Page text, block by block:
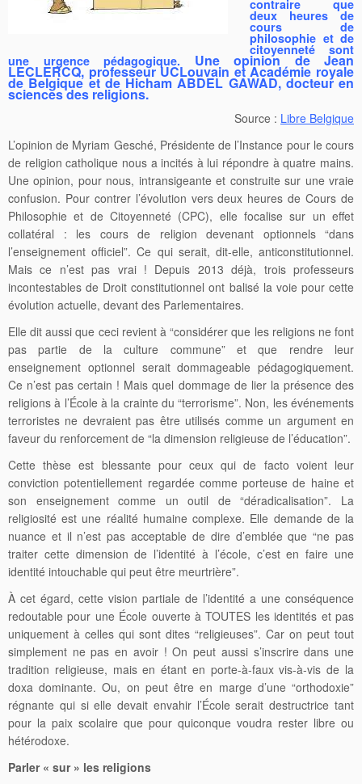
contraire que
deux heures de
cours de
philosophie et de
citoyenneté sont
une urgence pédagogique. Une opinion de Jean
LECLERCQ, professeur UCLouvain et Académie royale
de Belgique et de Hicham ABDEL GAWAD, docteur en
sciences des religions.
Source : Libre Belgique
L’opinion de Myriam Gesché, Présidente de l’Instance pour le cours
de religion catholique nous a incités à lui répondre à quatre mains.
Une opinion, pour nous, intransigeante et construite sur une vraie
confusion. Pour contrer l’évolution vers deux heures de Cours de
Philosophie et de Citoyenneté (CPC), elle focalise sur un effet
collatéral : les cours de religion devenant optionnels “dans
l’enseignement officiel”. Ce qui serait, dit-elle, anticonstitutionnel.
Mais ce n’est pas vrai ! Depuis 2013 déjà, trois professeurs
incontestables de Droit constitutionnel ont balisé la voie pour cette
évolution actuelle, devant des Parlementaires.
Elle dit aussi que ceci revient à “considérer que les religions ne font
pas partie de la culture commune” et que rendre leur
enseignement optionnel serait dommageable pédagogiquement.
Ce n’est pas certain ! Mais quel dommage de lier la présence des
religions à l’École à la crainte du “terrorisme”. Non, les événements
terroristes ne devraient pas être utilisés comme un argument en
faveur du renforcement de “la dimension religieuse de l’éducation”.
Cette thèse est blessante pour ceux qui de facto voient leur
conviction potentiellement regardée comme porteuse de haine et
son enseignement comme un outil de “déradicalisation”. La
religiosité est une réalité humaine complexe. Elle demande de la
nuance et il n’est pas acceptable de dire d’emblée que “ne pas
traiter cette dimension de l’identité à l’école, c’est en faire une
identité intouchable qui peut être meurtrière”.
À cet égard, cette vision partiale de l’identité a une conséquence
redoutable pour une École ouverte à TOUTES les identités et pas
uniquement à celles qui sont dites “religieuses”. Car on peut tout
simplement ne pas en avoir ! On peut aussi s’inscrire dans une
tradition religieuse, mais en étant en porte-à-faux vis-à-vis de la
doxa dominante. Ou, on peut être en marge d’une “orthodoxie”
régnante qui si elle devait envahir l’École serait destructrice tant
pour la paix scolaire que pour quiconque voudra rester libre ou
hétérodoxe.
Parler « sur » les religions